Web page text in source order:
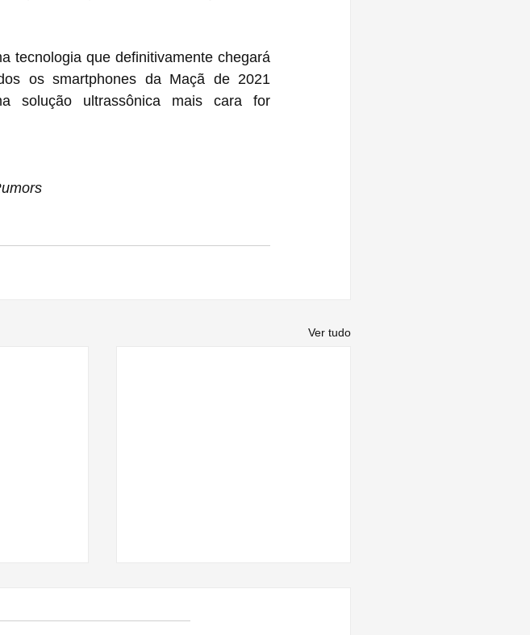
tecnologia que definitivamente chegará
os smartphones da Maçã de 2021
solução ultrassônica mais cara for
Ver tudo